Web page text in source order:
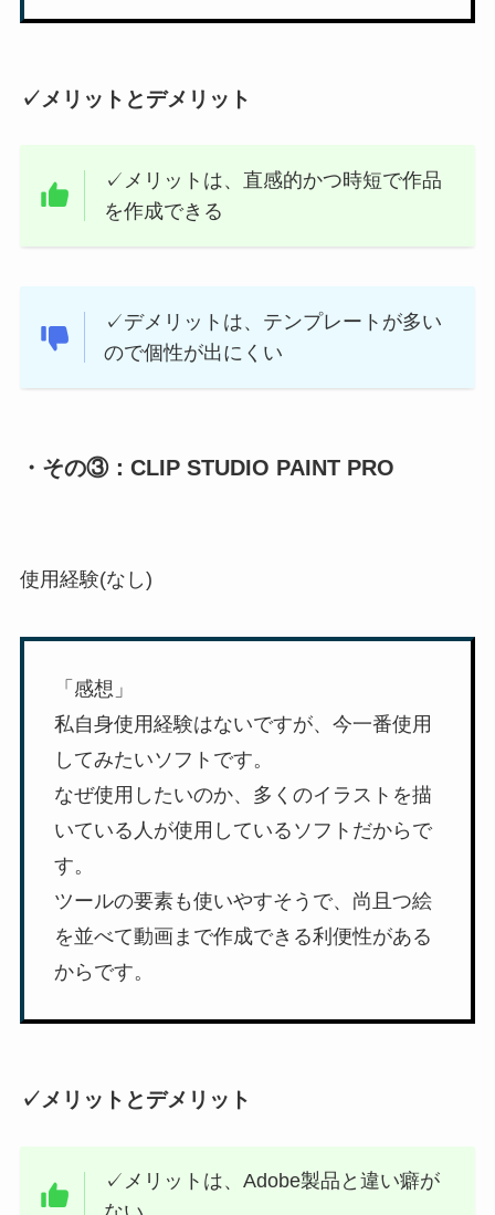
✓メリットとデメリット
✓メリットは、直感的かつ時短で作品
を作成できる
✓デメリットは、テンプレートが多い
ので個性が出にくい
・その③：CLIP STUDIO PAINT PRO
使用経験(なし)
「感想」
私自身使用経験はないですが、今一番使用
してみたいソフトです。
なぜ使用したいのか、多くのイラストを描
いている人が使用しているソフトだからで
す。
ツールの要素も使いやすそうで、尚且つ絵
を並べて動画まで作成できる利便性がある
からです。
✓メリットとデメリット
✓メリットは、Adobe製品と違い癖が